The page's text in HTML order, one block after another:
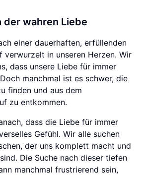
der wahren Liebe
einer dauerhaften, erfüllenden
verwurzelt in unseren Herzen. Wir
dass unsere Liebe für immer
manchmal ist es schwer, die
finden und aus dem
zu entkommen.
dass die Liebe für immer
Gefühl. Wir alle suchen
der uns komplett macht und
Die Suche nach dieser tiefen
manchmal frustrierend sein,